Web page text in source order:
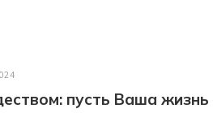
пусть Ваша жизнь